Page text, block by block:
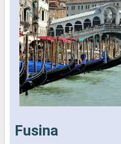
Fusina